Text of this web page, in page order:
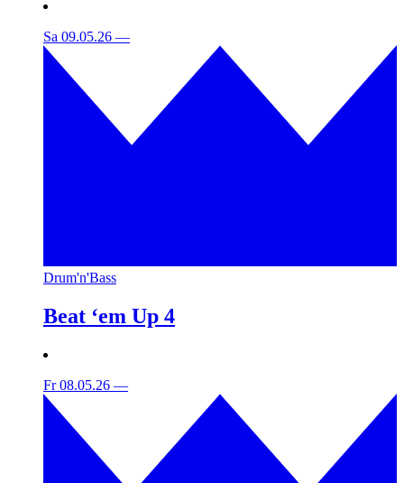
Sa 09.05.26 —
Drum'n'Bass
Beat ‘em Up 4
Fr 08.05.26 —